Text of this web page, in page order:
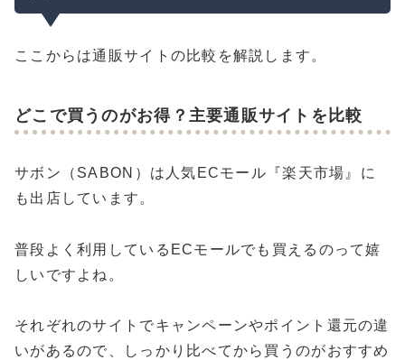
ここからは通販サイトの比較を解説します。
どこで買うのがお得？主要通販サイトを比較
サボン（SABON）は人気ECモール『楽天市場』に
も出店しています。
普段よく利用しているECモールでも買えるのって嬉
しいですよね。
それぞれのサイトでキャンペーンやポイント還元の違
いがあるので、しっかり比べてから買うのがおすすめ